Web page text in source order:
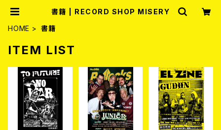
書籍 | RECORD SHOP MISERY
HOME
書籍
ITEM LIST